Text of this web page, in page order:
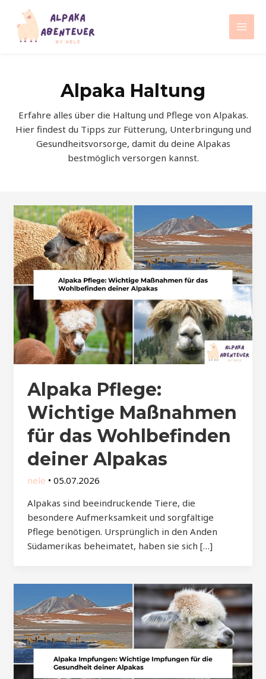
Inhalt
springen
Main
Alpaka Haltung
Erfahre alles über die Haltung und Pflege von Alpakas.
Hier findest du Tipps zur Fütterung, Unterbringung und
Gesundheitsvorsorge, damit du deine Alpakas
bestmöglich versorgen kannst.
Alpaka Pflege:
Wichtige Maßnahmen
für das Wohlbefinden
deiner Alpakas
nele • 05.07.2026
Alpakas sind beeindruckende Tiere, die
besondere Aufmerksamkeit und sorgfältige
Pflege benötigen. Ursprünglich in den Anden
Südamerikas beheimatet, haben sie sich […]